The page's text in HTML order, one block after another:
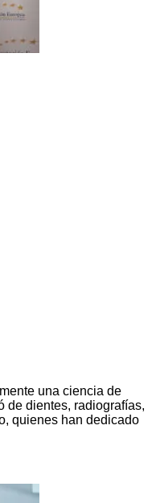
una ciencia de
de dientes, radiografías,
quienes han dedicado